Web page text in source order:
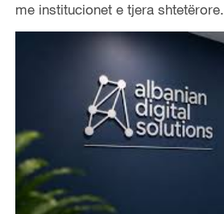
me institucionet e tjera shtetërore.